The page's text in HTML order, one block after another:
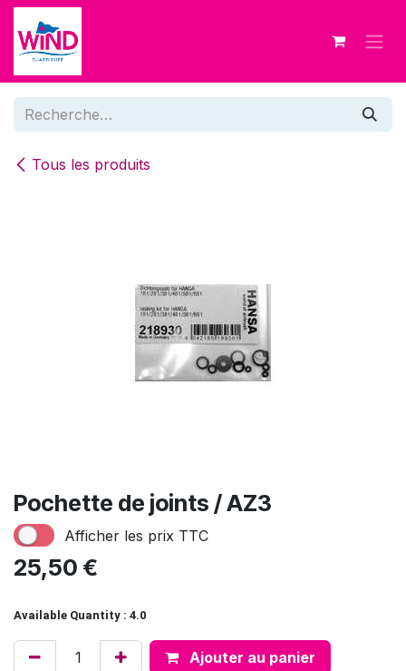
Se rendre au contenu
Tous les produits
Pochette de joints / AZ3
Afficher les prix TTC
25,50 €
Available Quantity : 4.0
Ajouter au panier